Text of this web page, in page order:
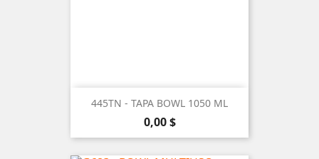
445TN - TAPA BOWL 1050 ML
Precio
0,00 $